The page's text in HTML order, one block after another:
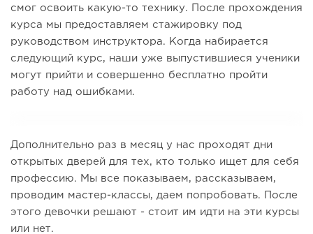
смог освоить какую-то технику. После прохождения
курса мы предоставляем стажировку под
руководством инструктора. Когда набирается
следующий курс, наши уже выпустившиеся ученики
могут прийти и совершенно бесплатно пройти
работу над ошибками.
Дополнительно раз в месяц у нас проходят дни
открытых дверей для тех, кто только ищет для себя
профессию. Мы все показываем, рассказываем,
проводим мастер-классы, даем попробовать. После
этого девочки решают - стоит им идти на эти курсы
или нет.